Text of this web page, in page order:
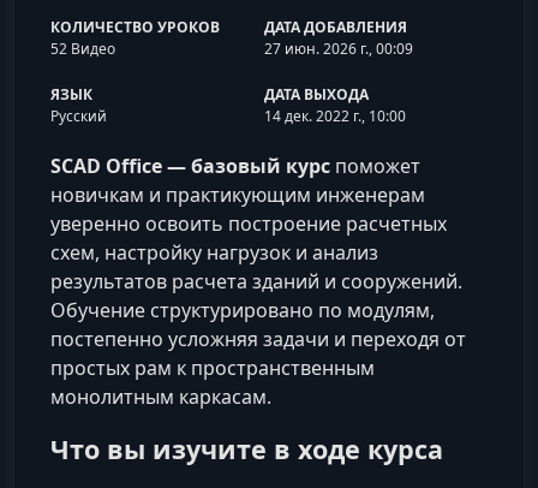
КОЛИЧЕСТВО УРОКОВ
52 Видео
ДАТА ДОБАВЛЕНИЯ
27 июн. 2026 г., 00:09
ЯЗЫК
Русский
ДАТА ВЫХОДА
14 дек. 2022 г., 10:00
SCAD Office — базовый курс поможет
новичкам и практикующим инженерам
уверенно освоить построение расчетных
схем, настройку нагрузок и анализ
результатов расчета зданий и сооружений.
Обучение структурировано по модулям,
постепенно усложняя задачи и переходя от
простых рам к пространственным
монолитным каркасам.
Что вы изучите в ходе курса